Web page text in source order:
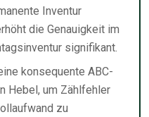
Inventur
die Genauigkeit im
signifikant.
konsequente ABC-
Hebel, um Zählfehler
zu